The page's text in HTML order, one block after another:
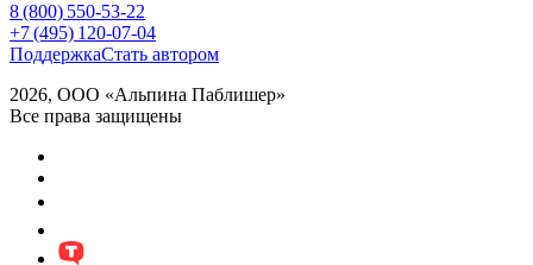
8 (800) 550-53-22
+7 (495) 120-07-04
ПоддержкаСтать автором
2026, ООО «Альпина Паблишер»
Все права защищены